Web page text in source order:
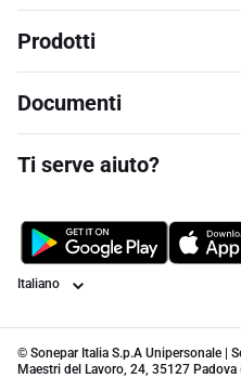
Prodotti
Documenti
Ti serve aiuto?
Lingua
© Sonepar Italia S.p.A Unipersonale |
Maestri del Lavoro, 24, 35127